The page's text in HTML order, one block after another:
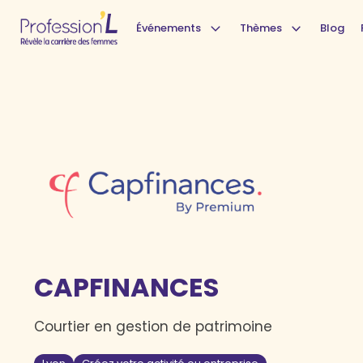
Événements Thèmes Blog
CAPFINANCES
Courtier en gestion de patrimoine